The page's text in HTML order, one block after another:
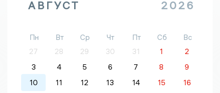
АВГУСТ 2026
Пн Вт Ср Чт Пт Сб
Вс
27
28 29 30 31 1
2
3
4 5 6 7 8
9
10
11 12 13 14 15
16